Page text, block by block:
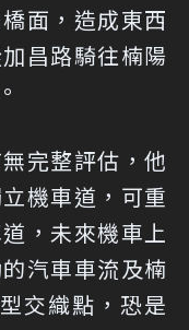
面，造成東西
昌路騎往楠陽
完整評估，他
機車道，可重
，未來機車上
汽車車流及楠
交織點，恐是